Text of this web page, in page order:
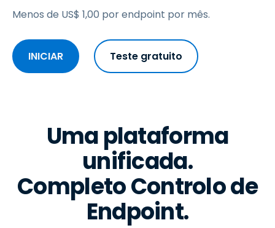
Menos de US$ 1,00 por endpoint por mês.
INICIAR Teste gratuito
Uma plataforma
unificada.
Completo Controlo de
Endpoint.